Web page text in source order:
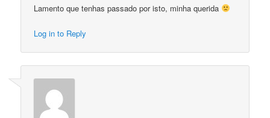
Lamento que tenhas passado por isto, minha querida
Log in to Reply